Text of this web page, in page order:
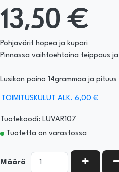
13,50 €
Pohjavärit hopea ja kupari
Pinnassa vaihtoehtoina teippaus ja
Lusikan paino 14grammaa ja pituus
TOIMITUSKULUT ALK. 6,00 €
Tuotekoodi: LUVAR107
Tuotetta on varastossa
Määrä KASVATA